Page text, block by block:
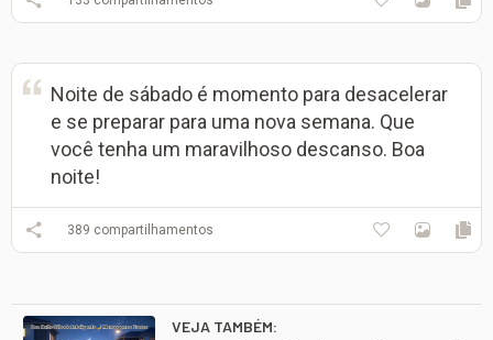
Noite de sábado é momento para desacelerar
e se preparar para uma nova semana. Que
você tenha um maravilhoso descanso. Boa
noite!
389 compartilhamentos
VEJA TAMBÉM: